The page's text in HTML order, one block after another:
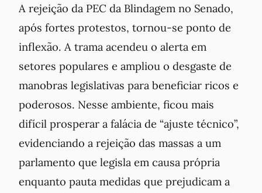
A rejeição da PEC da Blindagem no Senado,
após fortes protestos, tornou-se ponto de
inflexão. A trama acendeu o alerta em
setores populares e ampliou o desgaste de
manobras legislativas para beneficiar ricos e
poderosos. Nesse ambiente, ficou mais
difícil prosperar a falácia de “ajuste técnico”,
evidenciando a rejeição das massas a um
parlamento que legisla em causa própria
enquanto pauta medidas que prejudicam a